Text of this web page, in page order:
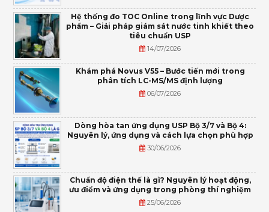
Hệ thống đo TOC Online trong lĩnh vực Dược
phẩm – Giải pháp giám sát nước tinh khiết theo
tiêu chuẩn USP
14/07/2026
Khám phá Novus V55 – Bước tiến mới trong
phân tích LC-MS/MS định lượng
06/07/2026
Dòng hòa tan ứng dụng USP Bộ 3/7 và Bộ 4:
Nguyên lý, ứng dụng và cách lựa chọn phù hợp
30/06/2026
Chuẩn độ điện thế là gì? Nguyên lý hoạt động,
ưu điểm và ứng dụng trong phòng thí nghiệm
25/06/2026